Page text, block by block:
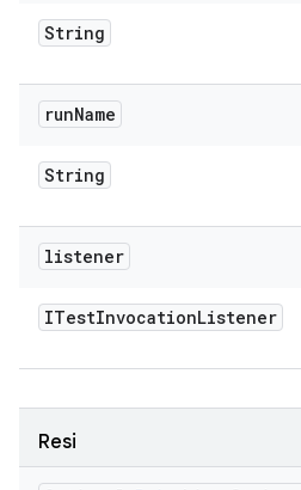
String
runName
String
listener
ITestInvocationListener
Resi